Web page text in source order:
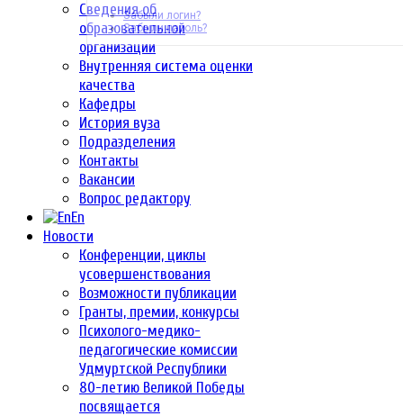
Сведения об
образовательной
организации
Внутренняя система оценки
качества
Кафедры
История вуза
Подразделения
Контакты
Вакансии
Вопрос редактору
En
Новости
Конференции, циклы
усовершенствования
Возможности публикации
Гранты, премии, конкурсы
Психолого-медико-
педагогические комиссии
Удмуртской Республики
80-летию Великой Победы
посвящается
Забыли логин?
Забыли пароль?